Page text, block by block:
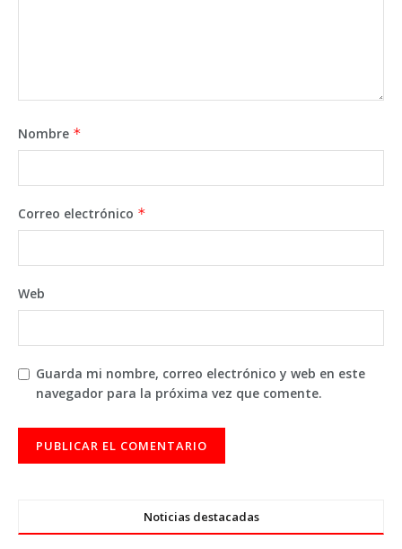
Nombre *
Correo electrónico *
Web
Guarda mi nombre, correo electrónico y web en este
navegador para la próxima vez que comente.
Noticias destacadas